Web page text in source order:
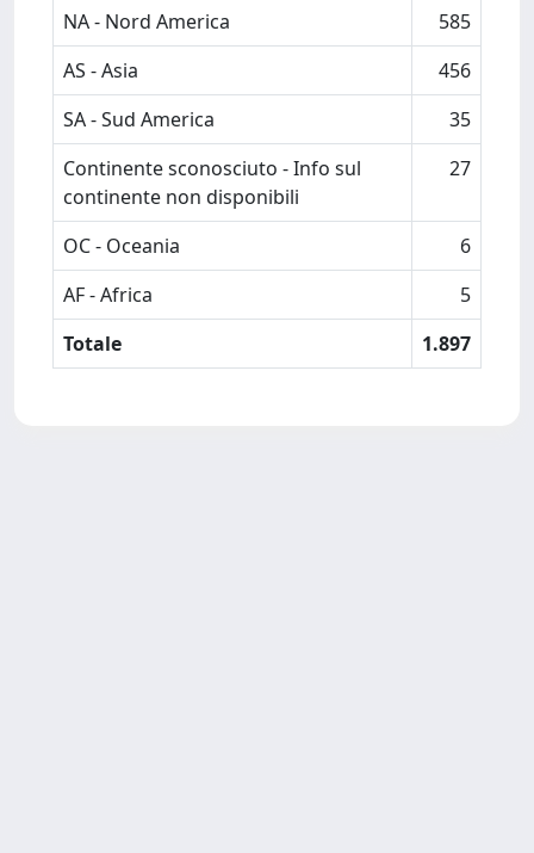
NA - Nord America
585
AS - Asia
456
SA - Sud America
35
Continente sconosciuto - Info sul
continente non disponibili
27
OC - Oceania
6
AF - Africa
5
Totale
1.897